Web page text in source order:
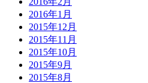
2016年1月
2015年12月
2015年11月
2015年10月
2015年9月
2015年8月